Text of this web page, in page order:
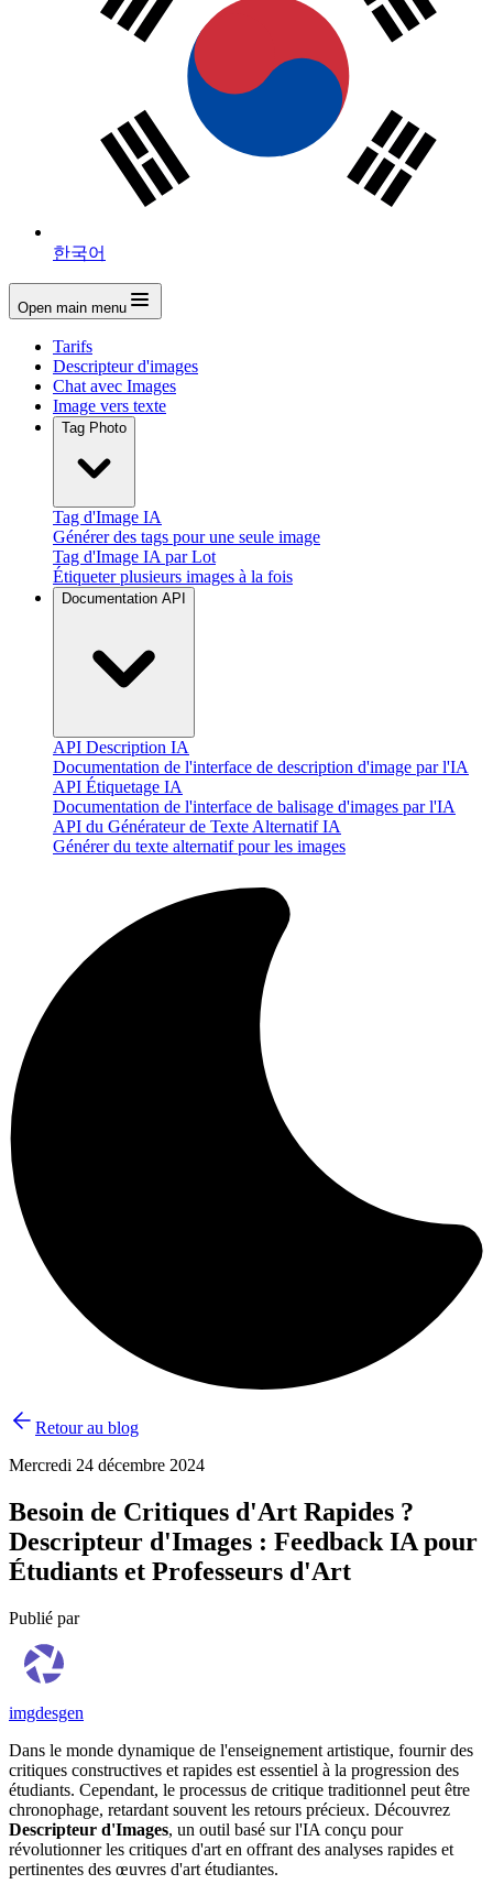
한국어
Open main menu
Tarifs
Descripteur d'images
Chat avec Images
Image vers texte
Tag Photo
Tag d'Image IA
Générer des tags pour une seule image
Tag d'Image IA par Lot
Étiqueter plusieurs images à la fois
Documentation API
API Description IA
Documentation de l'interface de description d'image par l'IA
API Étiquetage IA
Documentation de l'interface de balisage d'images par l'IA
API du Générateur de Texte Alternatif IA
Générer du texte alternatif pour les images
Retour au blog
Mercredi 24 décembre 2024
Besoin de Critiques d'Art Rapides ?
Descripteur d'Images : Feedback IA pour
Étudiants et Professeurs d'Art
Publié par
imgdesgen
Dans le monde dynamique de l'enseignement artistique, fournir des
critiques constructives et rapides est essentiel à la progression des
étudiants. Cependant, le processus de critique traditionnel peut être
chronophage, retardant souvent les retours précieux. Découvrez
Descripteur d'Images, un outil basé sur l'IA conçu pour
révolutionner les critiques d'art en offrant des analyses rapides et
pertinentes des œuvres d'art étudiantes.